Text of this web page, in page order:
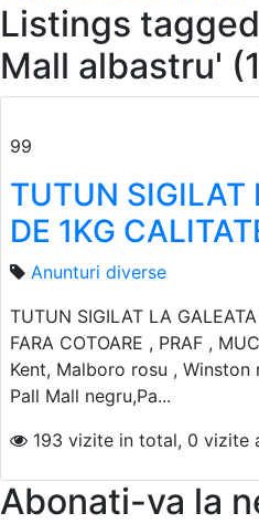
Listings
Mall albastru'
99
TUTUN SIGILAT
DE 1KG
Anunturi diverse
TUTUN SIGILAT LA
FARA COTOARE , PRAF ,
Kent, Malboro rosu , Winston
Pall Mall negru,Pa...
193 vizite in total, 0 vizite
Abonati-va la